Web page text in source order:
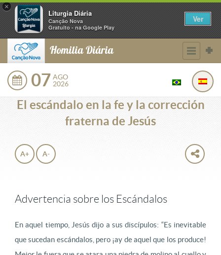
×
Liturgia Diária
Canção Nova
Gratuito - na Google Play
Ver
Homilia Diária
07 AGO
2026
El escándalo en la fe y la corrección
fraterna de Jesús
A+ A-
Advertencia sobre los Escándalos
En aquel tiempo, Jesús dijo a sus discípulos: “Es inevitable
que sucedan escándalos, pero ¡ay de aquel que los produce!